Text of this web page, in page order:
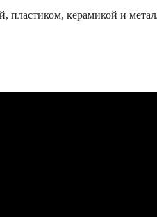
пластиком, керамикой и